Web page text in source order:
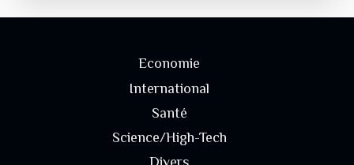
Economie
International
Santé
Science/High-Tech
Divers